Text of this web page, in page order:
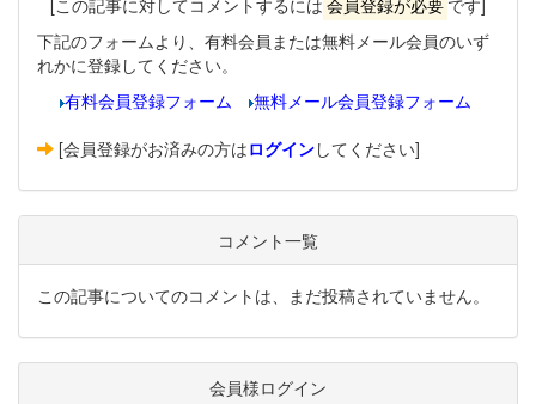
[この記事に対してコメントするには 会員登録が必要 です]
下記のフォームより、有料会員または無料メール会員のいず
れかに登録してください。
有料会員登録フォーム
無料メール会員登録フォーム
[会員登録がお済みの方はログインしてください]
コメント一覧
この記事についてのコメントは、まだ投稿されていません。
会員様ログイン